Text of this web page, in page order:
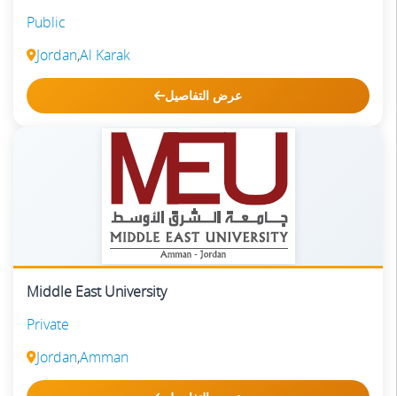
Public
Jordan,Al Karak
عرض التفاصيل
Middle East University
Private
Jordan,Amman